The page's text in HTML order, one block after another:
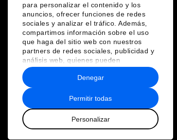
para personalizar el contenido y los
anuncios, ofrecer funciones de redes
sociales y analizar el tráfico. Además,
compartimos información sobre el uso
que haga del sitio web con nuestros
partners de redes sociales, publicidad y
análisis web, quienes pueden
combinarla con otra información que les
haya proporcionado o que hayan
recopilado a partir del uso que haya
hecho de sus servicios.
Permitir todas
Personalizar
Denegar